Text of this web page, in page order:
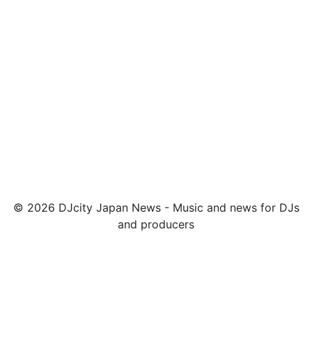
© 2026 DJcity Japan News - Music and news for DJs
and producers